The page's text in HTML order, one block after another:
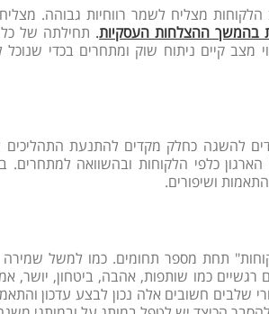
הלקוחות מצליח לשמר רווחיות גבוהה.
בהמשך ההצלחות העסקיות. תחילתה של
מצב קיים ניתוח שוק ומתחרים בכדי
להשגה כחלק מקדים להתנעת התהליכים
כלפי הלקוחות ובהשוואה
ושיפורים.
תחת מספר תחומים. כמו למשל
רגשיים כמו שותפות, אהבה, ביטחון, יושר,
שלבים חשובים אלה נכון לבצע עדכון